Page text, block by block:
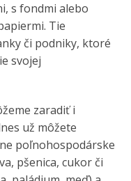
s fondmi alebo
Tie
či podniky, ktoré
svojej
zaradiť i
už môžete
poľnohospodárske
pšenica, cukor či